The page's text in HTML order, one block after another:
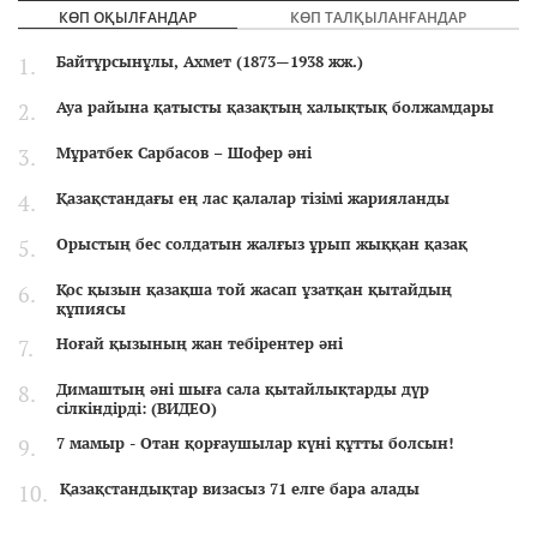
КӨП ОҚЫЛҒАНДАР КӨП ТАЛҚЫЛАНҒАНДАР
Байтұрсынұлы, Ахмет (1873—1938 жж.)
Ауа райына қатысты қазақтың халықтық болжамдары
Мұратбек Сарбасов – Шофер әні
Қазақстандағы ең лас қалалар тізімі жарияланды
Орыстың бес солдатын жалғыз ұрып жыққан қазақ
Қос қызын қазақша той жасап ұзатқан қытайдың
құпиясы
Ноғай қызының жан тебірентер әні
Димаштың әні шыға сала қытайлықтарды дүр
сілкіндірді: (ВИДЕО)
7 мамыр - Отан қорғаушылар күні құтты болсын!
Қазақстандықтар визасыз 71 елге бара алады